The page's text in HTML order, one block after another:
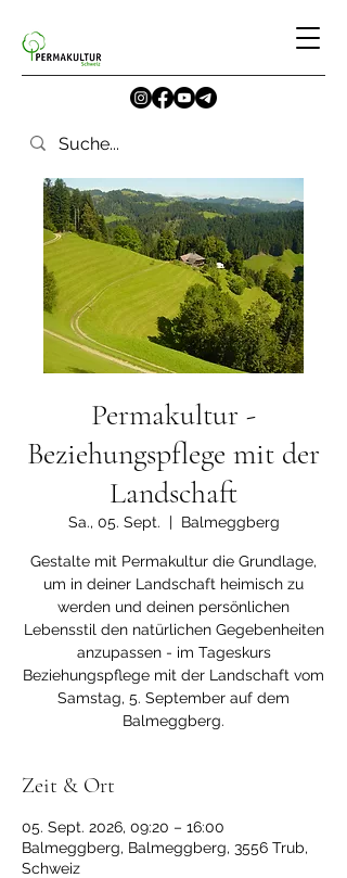
Permakultur -
Beziehungspflege mit der
Landschaft
Sa., 05. Sept.
  |
Balmeggberg
Gestalte mit Permakultur die Grundlage,
um in deiner Landschaft heimisch zu
werden und deinen persönlichen
Lebensstil den natürlichen Gegebenheiten
anzupassen - im Tageskurs
Beziehungspflege mit der Landschaft vom
Samstag, 5. September auf dem
Balmeggberg.
Zeit & Ort
05. Sept. 2026, 09:20 – 16:00
Balmeggberg, Balmeggberg, 3556 Trub,
Schweiz